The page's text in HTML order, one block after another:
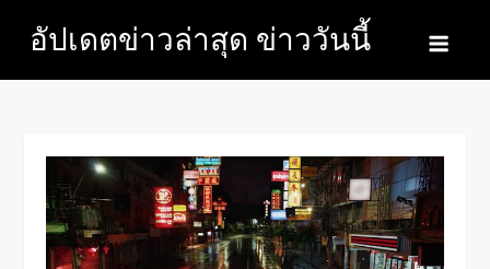
content
อัปเดตข่าวล่าสุด ข่าววันนี้